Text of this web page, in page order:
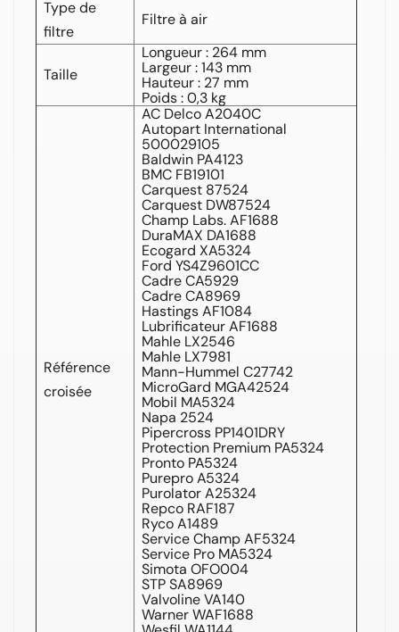
Type de
filtre
Filtre à air
Taille
Longueur : 264 mm
Largeur : 143 mm
Hauteur : 27 mm
Poids : 0,3 kg
Référence
croisée
AC Delco A2040C
Autopart International
500029105
Baldwin PA4123
BMC FB19101
Carquest 87524
Carquest DW87524
Champ Labs. AF1688
DuraMAX DA1688
Ecogard XA5324
Ford YS4Z9601CC
Cadre CA5929
Cadre CA8969
Hastings AF1084
Lubrificateur AF1688
Mahle LX2546
Mahle LX7981
Mann-Hummel C27742
MicroGard MGA42524
Mobil MA5324
Napa 2524
Pipercross PP1401DRY
Protection Premium PA5324
Pronto PA5324
Purepro A5324
Purolator A25324
Repco RAF187
Ryco A1489
Service Champ AF5324
Service Pro MA5324
Simota OFO004
STP SA8969
Valvoline VA140
Warner WAF1688